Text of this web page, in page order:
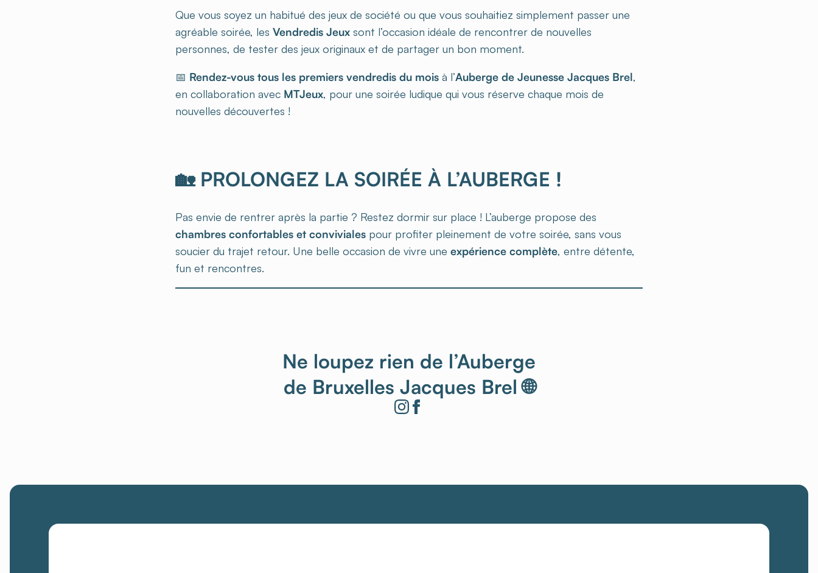
Que vous soyez un habitué des jeux de société ou que vous souhaitiez simplement passer une
agréable soirée, les Vendredis Jeux sont l’occasion idéale de rencontrer de nouvelles
personnes, de tester des jeux originaux et de partager un bon moment.
📅 Rendez-vous tous les premiers vendredis du mois à l’Auberge de Jeunesse Jacques Brel,
en collaboration avec MTJeux, pour une soirée ludique qui vous réserve chaque mois de
nouvelles découvertes !
🏡 PROLONGEZ LA SOIRÉE À L’AUBERGE !
Pas envie de rentrer après la partie ? Restez dormir sur place ! L’auberge propose des
chambres confortables et conviviales pour profiter pleinement de votre soirée, sans vous
soucier du trajet retour. Une belle occasion de vivre une expérience complète, entre détente,
fun et rencontres.
Ne loupez rien de l’Auberge
de Bruxelles Jacques Brel 🌐